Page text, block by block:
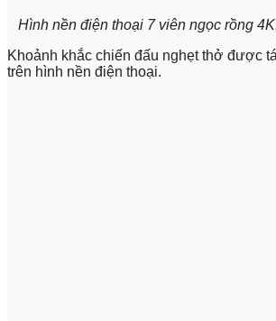
Hình nền điện thoại 7 viên ngọc rồng
Khoảnh khắc chiến đấu nghẹt thở được
trên hình nền điện thoại.